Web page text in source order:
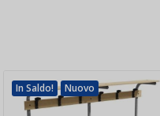
In Saldo! Nuovo